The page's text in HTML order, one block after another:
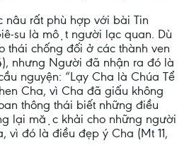
nâu rất phù hợp với bài Tin
su là một người lạc quan. Dù
thái chống đối ở các thành ven
nhưng Người đã nhận ra đó là
nguyện: “Lạy Cha là Chúa Tể
Cha, vì Cha đã giấu không
thông thái biết những điều
lại mặc khải cho những người
vì đó là điều đẹp ý Cha (Mt 11,